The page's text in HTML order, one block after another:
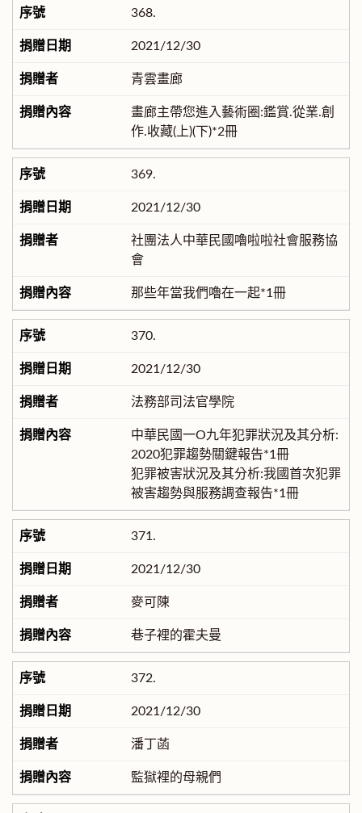
368.
2021/12/30
青雲畫廊
畫廊主帶您進入藝術圈:鑑賞.從業.創
作.收藏(上)(下)*2冊
369.
2021/12/30
社團法人中華民國嚕啦啦社會服務協
會
那些年當我們嚕在一起*1冊
370.
2021/12/30
法務部司法官學院
中華民國一O九年犯罪狀況及其分析:
2020犯罪趨勢關鍵報告*1冊
犯罪被害狀況及其分析:我國首次犯罪
被害趨勢與服務調查報告*1冊
371.
2021/12/30
麥可陳
巷子裡的霍夫曼
372.
2021/12/30
潘丁菡
監獄裡的母親們